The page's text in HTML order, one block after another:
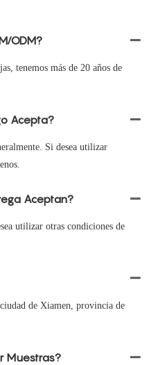
ODM?
tenemos más de 20 años de
Acepta?
Si desea utilizar
Aceptan?
utilizar otras condiciones de
de Xiamen, provincia de
Muestras?